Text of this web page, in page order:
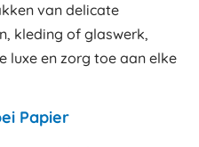
van delicate
kleding of glaswerk,
luxe en zorg toe aan elke
Papier